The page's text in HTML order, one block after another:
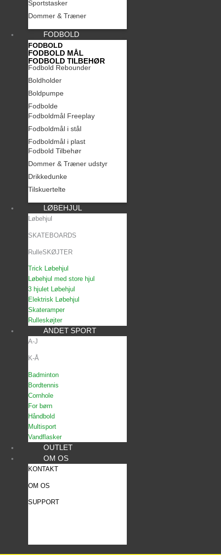
Sportstasker
Dommer & Træner
FODBOLD
FODBOLD
FODBOLD MÅL
FODBOLD TILBEHØR
Fodbold Rebounder
Boldholder
Boldpumpe
Fodbolde
Fodboldmål Freeplay
Fodboldmål i stål
Fodboldmål i plast
Fodbold Tilbehør
Dommer & Træner udstyr
Drikkedunke
Tilskuertelte
LØBEHJUL
Løbehjul
SKATEBOARDS
RulleSKØJTER
Trick Løbehjul
Løbehjul med store hjul
3 hjulet Løbehjul
Elektrisk Løbehjul
Skateramper
Rulleskøjter
ANDET SPORT
A-J
K-Å
Badminton
Bordtennis
Cornhole
For børn
Håndbold
Multisport
Vandflasker
OUTLET
OM OS
KONTAKT
OM OS
SUPPORT